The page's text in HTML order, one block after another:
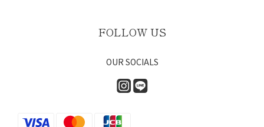
FOLLOW US
OUR SOCIALS